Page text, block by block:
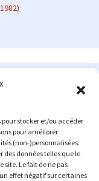
pour stocker et/ou accéder
pour améliorer
(non-)personnalisées.
des données telles que le
site. Le fait de ne pas
effet négatif sur certaines
depuis de
ma passion sur
qui a connu un relatif
et me lancer